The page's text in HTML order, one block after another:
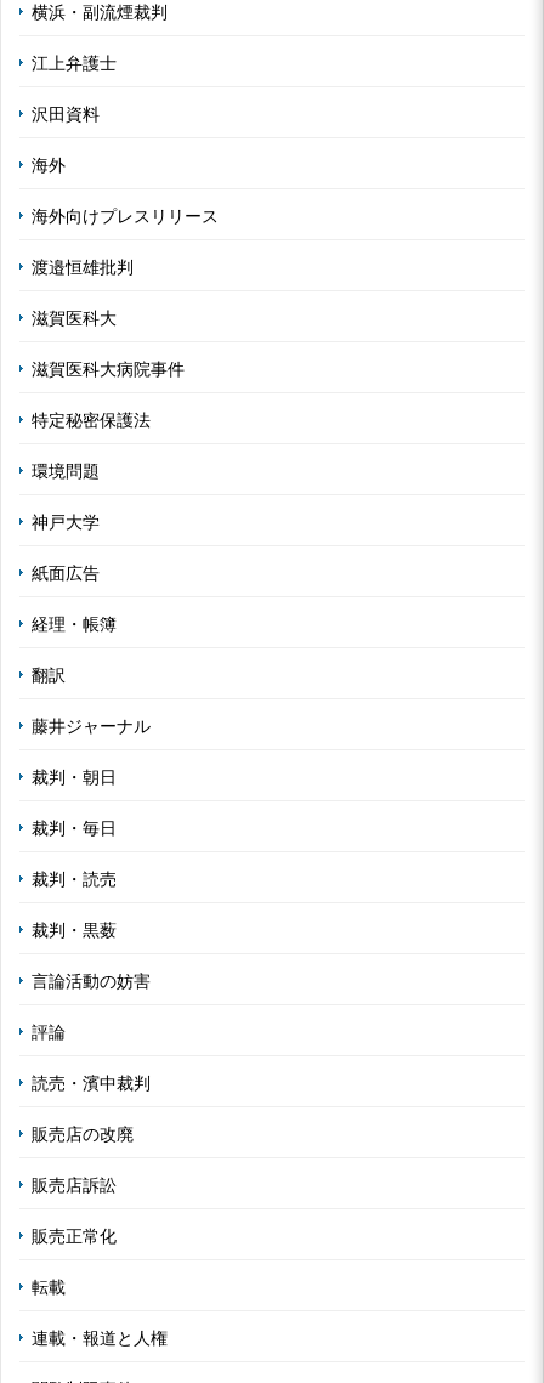
横浜・副流煙裁判
江上弁護士
沢田資料
海外
海外向けプレスリリース
渡邉恒雄批判
滋賀医科大
滋賀医科大病院事件
特定秘密保護法
環境問題
神戸大学
紙面広告
経理・帳簿
翻訳
藤井ジャーナル
裁判・朝日
裁判・毎日
裁判・読売
裁判・黒薮
言論活動の妨害
評論
読売・濱中裁判
販売店の改廃
販売店訴訟
販売正常化
転載
連載・報道と人権